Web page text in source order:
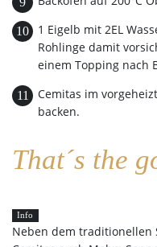
1 Eigelb mit 2EL
Rohlinge damit
einem Topping nach
Cemitas im
backen.
That´s the
Info
Neben dem traditionellen